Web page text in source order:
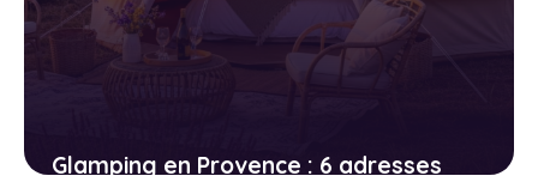
Glamping en Provence : 6 adresses